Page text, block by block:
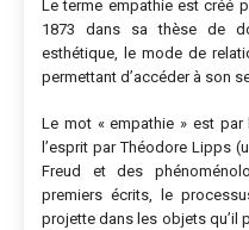
Le terme empathie est créé
1873 dans sa thèse de
esthétique, le mode de
permettant d’accéder à son
Le mot « empathie » est
l’esprit par Théodore Lipps
Freud et des
premiers écrits, le
projette dans les objets qu’il